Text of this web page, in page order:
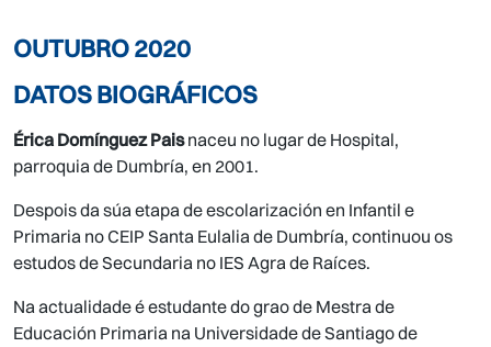
OUTUBRO 2020
DATOS BIOGRÁFICOS
Érica Domínguez Paisnaceu no lugar de Hospital,
parroquia de Dumbría, en 2001.
Despois da súa etapa de escolarización en Infantil e
Primaria no CEIP Santa Eulalia de Dumbría, continuou os
estudos de Secundaria no IES Agra de Raíces.
Na actualidade é estudante do grao de Mestra de
Educación Primaria na Universidade de Santiago de